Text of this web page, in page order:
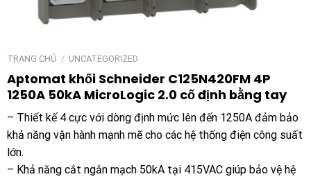
TRANG CHỦ / UNCATEGORIZED
Aptomat khối Schneider C125N420FM 4P
1250A 50kA MicroLogic 2.0 cố định bằng tay
– Thiết kế 4 cực với dòng định mức lên đến 1250A đảm bảo
khả năng vận hành mạnh mẽ cho các hệ thống điện công suất
lớn.
– Khả năng cắt ngắn mạch 50kA tại 415VAC giúp bảo vệ hệ